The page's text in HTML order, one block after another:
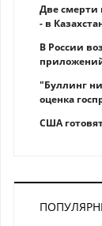
Две смерти
- в
В России
"Буллинг
оценка
США